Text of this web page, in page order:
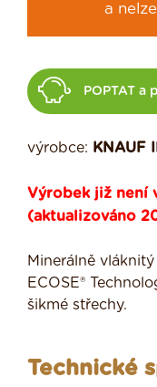
a
POPTAT a
výrobce: KNAUF
Výrobek již není
(aktualizováno
Minerálně
ECOSE®
šikmé střechy.
Technické